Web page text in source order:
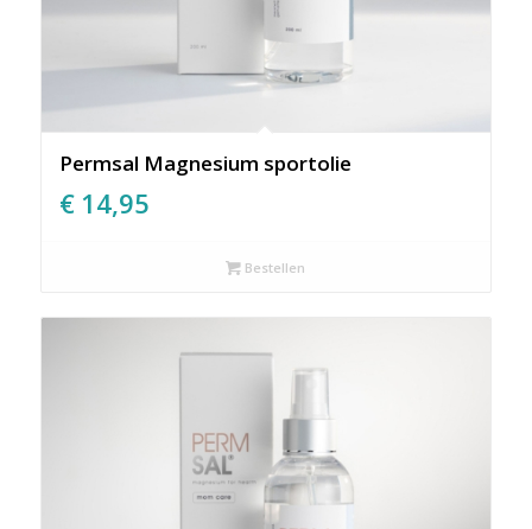
Permsal Magnesium sportolie
€ 14,95
Bestellen